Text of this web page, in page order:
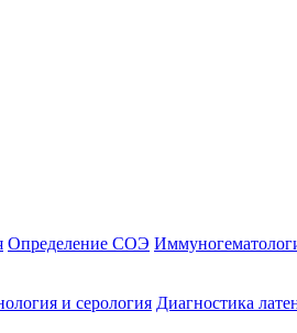
Определение СОЭ
и серология Диагностика